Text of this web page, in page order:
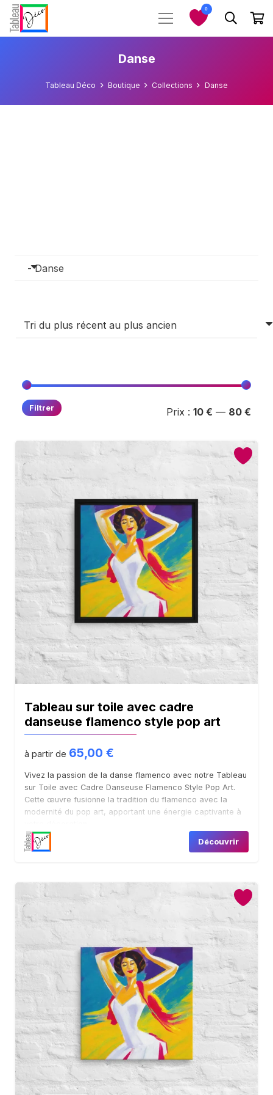
0
Danse
Tableau Déco Boutique Collections Danse
- Danse
Filtrer Prix : 10 € — 80 €
Tableau sur toile avec cadre
danseuse flamenco style pop art
à partir de 65,00 €
Vivez la passion de la danse flamenco avec notre Tableau
sur Toile avec Cadre Danseuse Flamenco Style Pop Art.
Cette œuvre fusionne la tradition du flamenco avec la
modernité du pop art, apportant une énergie captivante à
Découvrir